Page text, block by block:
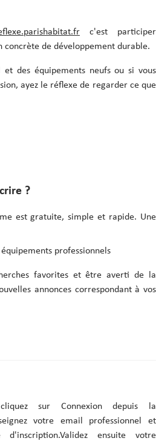
donneur
de don ou de cession
avec le preneur
c'est participer
concrète de développement durable.
des équipements neufs ou si vous
ayez le réflexe de regarder ce que
?
est gratuite, simple et rapide. Une
professionnels
favorites et être averti de la
annonces correspondant à vos
sur Connexion depuis la
votre email professionnel et
ensuite votre